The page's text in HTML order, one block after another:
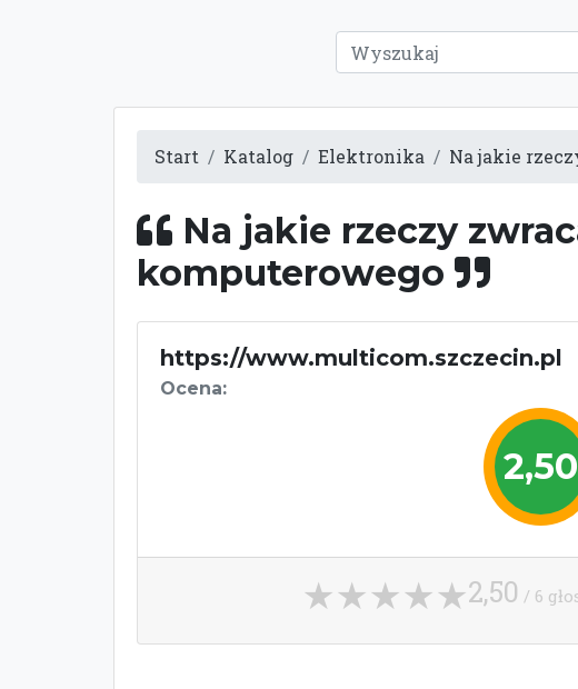
Start Katalog Elektronika Na jakie
Na jakie rzeczy
komputerowego
https://www.multicom.szczecin.pl
Ocena:
2,50
2,50 / 6